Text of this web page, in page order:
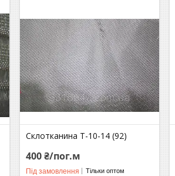
Склотканина Т-10-14 (92)
400 ₴/пог.м
Під замовлення Тільки оптом